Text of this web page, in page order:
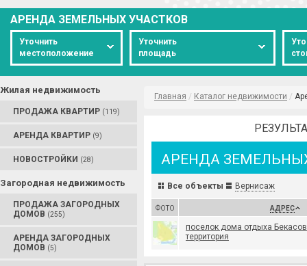
АРЕНДА ЗЕМЕЛЬНЫХ УЧАСТКОВ
Уточнить
местоположение
Уточнить
площадь
Жилая недвижимость
ПРОДАЖА КВАРТИР (119)
АРЕНДА КВАРТИР (9)
НОВОСТРОЙКИ (28)
Загородная недвижимость
ПРОДАЖА ЗАГОРОДНЫХ
ДОМОВ (255)
АРЕНДА ЗАГОРОДНЫХ
ДОМОВ (5)
Главная / Каталог недвижимости /
АРЕНДА
Все объекты Вернисаж
ФОТО АДРЕС
поселок дома отдыха
территория